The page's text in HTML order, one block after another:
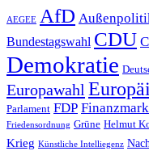
AEGEE AfD
Bundestagswahl CDU
Demokratie
Europawahl
Parlament FDP
Friedensordnung Grüne Helmut
Krieg Künstliche Intelliegenz